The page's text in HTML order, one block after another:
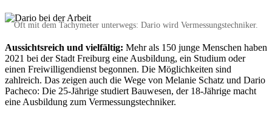
Oft mit dem Tachymeter unterwegs: Dario wird Vermessungstechniker.
Aussichtsreich und vielfältig: Mehr als 150 junge Menschen haben
2021 bei der Stadt Freiburg eine Ausbildung, ein Studium oder
einen Freiwilligendienst begonnen. Die Möglichkeiten sind
zahlreich. Das zeigen auch die Wege von Melanie Schatz und Dario
Pacheco: Die 25-Jährige studiert Bauwesen, der 18-Jährige macht
eine Ausbildung zum Vermessungstechniker.